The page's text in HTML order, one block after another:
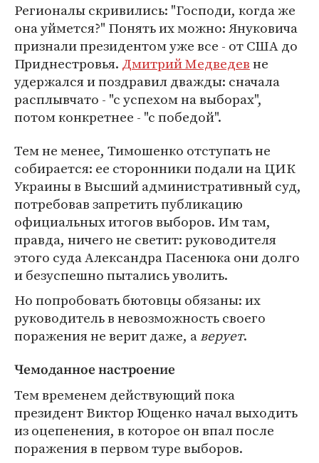
Регионалы скривились: "Господи, когда же
она уймется?" Понять их можно: Януковича
признали президентом уже все - от США до
Приднестровья. Дмитрий Медведевне
удержался и поздравил дважды: сначала
расплывчато - "с успехом на выборах",
потом конкретнее - "с победой".
Тем не менее, Тимошенко отступать не
собирается: ее сторонники подали на ЦИК
Украины в Высший административный суд,
потребовав запретить публикацию
официальных итогов выборов. Им там,
правда, ничего не светит: руководителя
этого суда Александра Пасенюка они долго
и безуспешно пытались уволить.
Но попробовать бютовцы обязаны: их
руководитель в невозможность своего
поражения не верит даже, аверует.
Чемоданное настроение
Тем временем действующий пока
президент Виктор Ющенко начал выходить
из оцепенения, в которое он впал после
поражения в первом туре выборов.